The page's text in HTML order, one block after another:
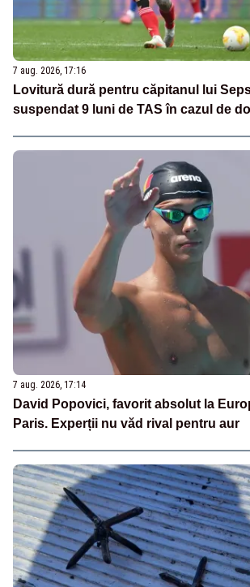
7 aug. 2026, 17:16
Lovitură dură pentru căpitanul lui
suspendat 9 luni de TAS în cazul de
7 aug. 2026, 17:14
David Popovici, favorit absolut la
Paris. Experții nu văd rival pentru aur